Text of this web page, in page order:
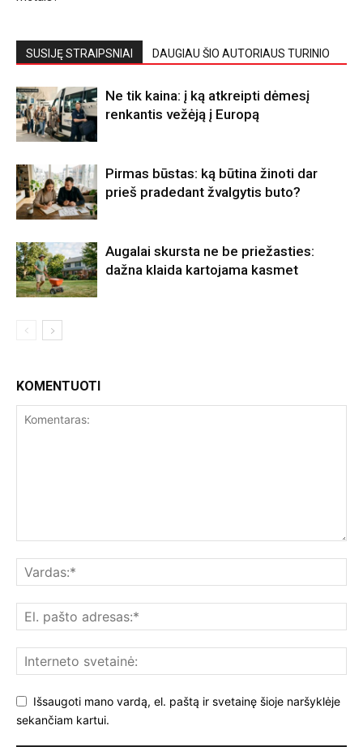
SUSIJĘ STRAIPSNIAI DAUGIAU ŠIO AUTORIAUS TURINIO
Ne tik kaina: į ką atkreipti dėmesį
renkantis vežėją į Europą
Pirmas būstas: ką būtina žinoti dar
prieš pradedant žvalgytis buto?
Augalai skursta ne be priežasties:
dažna klaida kartojama kasmet
KOMENTUOTI
Išsaugoti mano vardą, el. paštą ir svetainę šioje naršyklėje
sekančiam kartui.